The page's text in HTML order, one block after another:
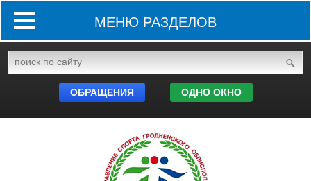
МЕНЮ РАЗДЕЛОВ
ОБРАЩЕНИЯ ОДНО ОКНО